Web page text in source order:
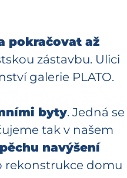
pokračovat až
zástavbu. Ulici
galerie PLATO.
byty. Jedná se
tak v našem
navýšení
rekonstrukce domu